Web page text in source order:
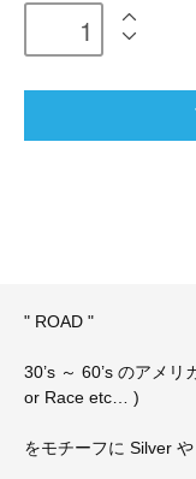
" ROAD "
30’s ～ 60’s のアメ
or Race etc… )
をモチーフに Silver